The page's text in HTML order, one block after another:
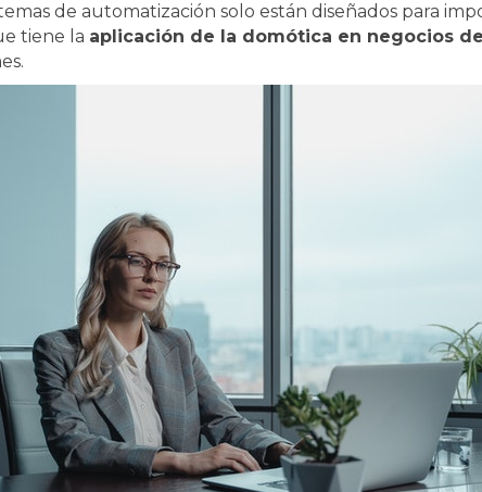
de automatización solo están diseñados para
tiene la aplicación de la domótica en negocios